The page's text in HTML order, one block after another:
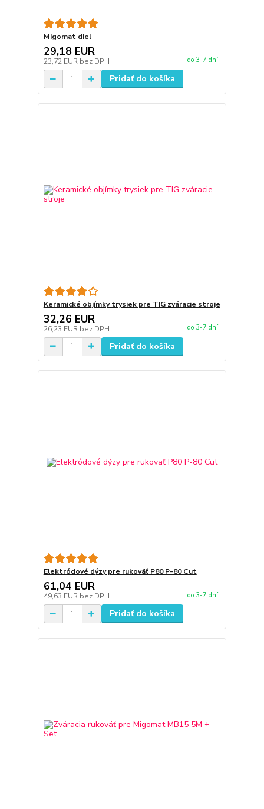
Migomat diel
29,18 EUR
23,72 EUR bez DPH do 3-7 dní
Pridať do košíka
Keramické objímky trysiek pre TIG zváracie stroje
32,26 EUR
26,23 EUR bez DPH do 3-7 dní
Pridať do košíka
Elektródové dýzy pre rukoväť P80 P-80 Cut
61,04 EUR
49,63 EUR bez DPH do 3-7 dní
Pridať do košíka